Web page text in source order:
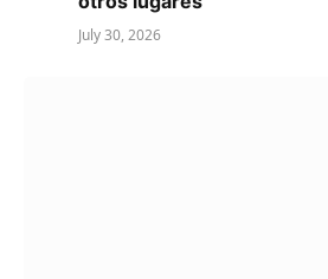
July 30, 2026